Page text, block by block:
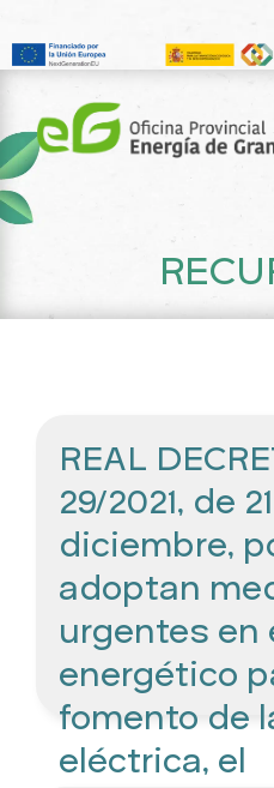
contenido
REAL
29/2021, de
diciembre,
adoptan
urgentes en
energético
fomento de
eléctrica, el